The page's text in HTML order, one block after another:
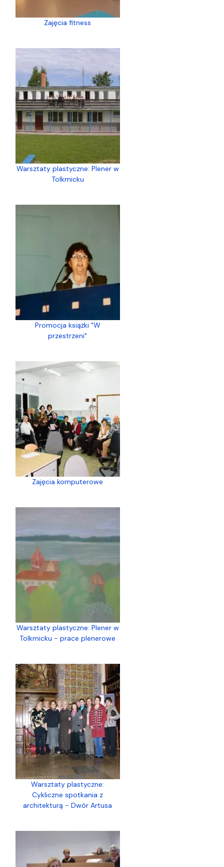
Zajęcia fitness
Warsztaty plastyczne: Plener w
Tolkmicku
Promocja książki "W
przestrzeni"
Zajęcia komputerowe
Warsztaty plastyczne: Plener w
Tolkmicku - prace plenerowe
Warsztaty plastyczne:
Cykliczne spotkania z
architekturą - Dwór Artusa